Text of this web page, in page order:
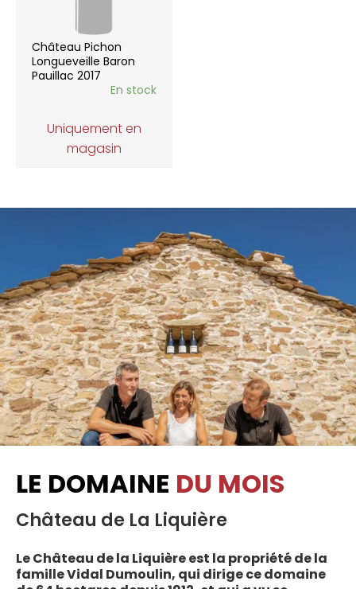
Château Pichon
Longueveille Baron
Pauillac 2017
En stock
Uniquement en
magasin
LE DOMAINE DU MOIS
Château de La Liquière
Le Château de la Liquière est la propriété de la
famille Vidal Dumoulin, qui dirige ce domaine